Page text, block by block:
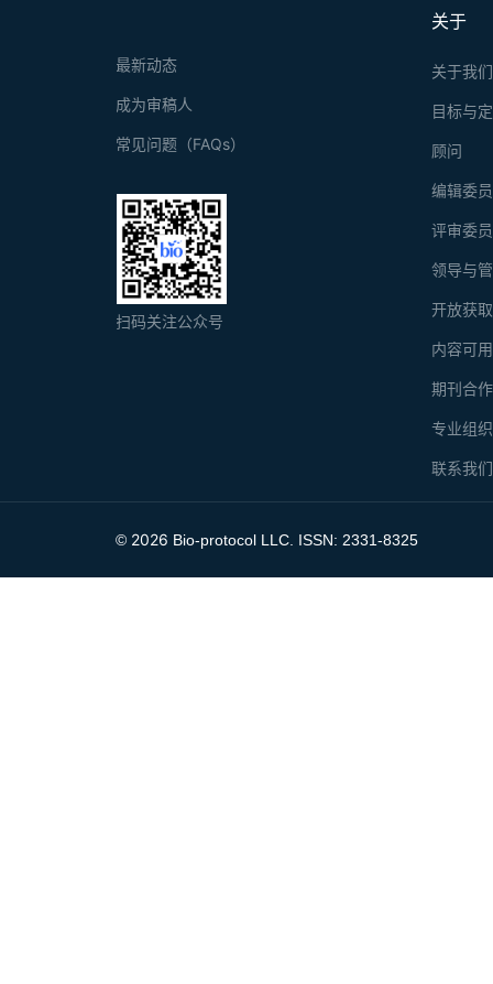
关于
关于我们
目标与
顾问
编辑委
评审委
领导与
开放获
内容可
期刊合
专业组
联系我们
最新动态
成为审稿人
常见问题（FAQs）
扫码关注公众号
© 2026 Bio-protocol LLC. ISSN: 2331-8325